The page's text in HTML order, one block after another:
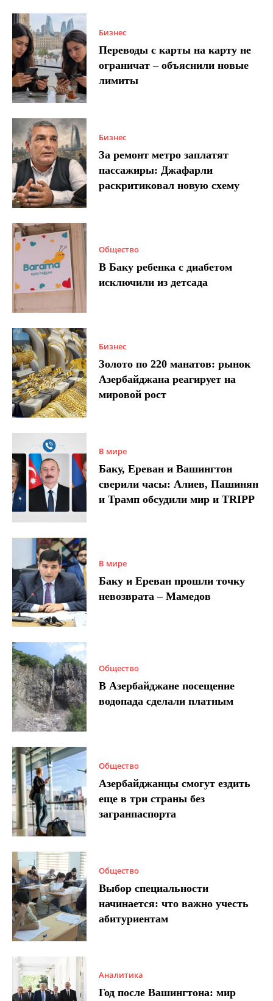
Бизнес
Переводы с карты на карту не
ограничат – объяснили новые
лимиты
Бизнес
За ремонт метро заплатят
пассажиры: Джафарли
раскритиковал новую схему
Общество
В Баку ребенка с диабетом
исключили из детсада
Бизнес
Золото по 220 манатов: рынок
Азербайджана реагирует на
мировой рост
В мире
Баку, Ереван и Вашингтон
сверили часы: Алиев, Пашинян
и Трамп обсудили мир и TRIPP
В мире
Баку и Ереван прошли точку
невозврата – Мамедов
Общество
В Азербайджане посещение
водопада сделали платным
Общество
Азербайджанцы смогут ездить
еще в три страны без
загранпаспорта
Общество
Выбор специальности
начинается: что важно учесть
абитуриентам
Аналитика
Год после Вашингтона: мир